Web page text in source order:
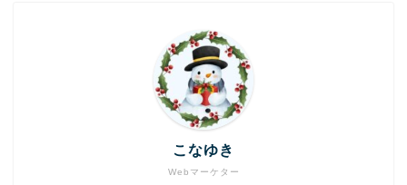
Webマーケター
こなゆき